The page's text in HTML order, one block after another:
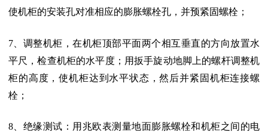
使机柜的安装孔对准相应的膨胀螺栓孔，并预紧固螺栓；
7、调整机柜，在机柜顶部平面两个相互垂直的方向放置水
平尺，检查机柜的水平度；用扳手旋动地脚上的螺杆调整机
柜的高度，使机柜达到水平状态，然后并紧固机柜连接螺
栓；
8、绝缘测试：用兆欧表测量地面膨胀螺栓和机柜之间的电